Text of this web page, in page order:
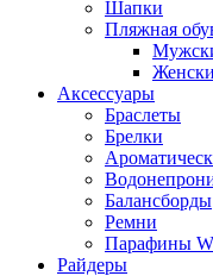
Шапки
Пляжная
Аксессуары
Браслеты
Брелки
Балансборды
Ремни
Парафины
Райдеры